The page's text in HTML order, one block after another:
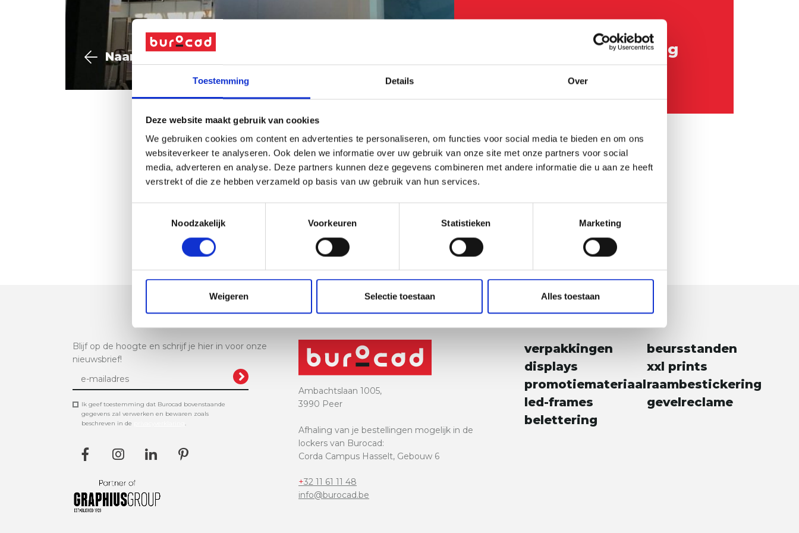
Toestemming Details Over
Deze website maakt gebruik van cookies
We gebruiken cookies om content en advertenties te personaliseren, om functies voor social media te bieden en om ons
websiteverkeer te analyseren. Ook delen we informatie over uw gebruik van onze site met onze partners voor social
media, adverteren en analyse. Deze partners kunnen deze gegevens combineren met andere informatie die u aan ze heeft
verstrekt of die ze hebben verzameld op basis van uw gebruik van hun services.
Noodzakelijk
Voorkeuren Statistieken Marketing
Weigeren Selectie toestaan Alles toestaan
Hyggle handtekening
totem
Naar overzicht
“De Mastodont” – 3 meter hoog, 2,5 meter diameter
Vraag offerte
Blijf op de hoogte en schrijf je hier in voor onze
nieuwsbrief!
Ik geef toestemming dat Burocad bovenstaande
gegevens zal verwerken en bewaren zoals
beschreven in de
.
Ambachtslaan 1005,
3990 Peer
Afhaling van je bestellingen mogelijk in de
lockers van Burocad:
Corda Campus Hasselt, Gebouw 6
+32 11 61 11 48
info@burocad.be
verpakkingen
displays
promotiemateriaal
led-frames
belettering
beursstanden
xxl prints
raambestickering
gevelreclame